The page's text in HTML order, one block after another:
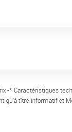
-* Caractéristiques
qu'à tître informatif et